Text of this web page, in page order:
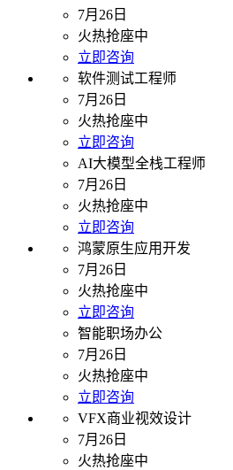
7月26日
火热抢座中
立即咨询
软件测试工程师
7月26日
火热抢座中
立即咨询
AI大模型全栈工程师
7月26日
火热抢座中
立即咨询
鸿蒙原生应用开发
7月26日
火热抢座中
立即咨询
智能职场办公
7月26日
火热抢座中
立即咨询
VFX商业视效设计
7月26日
火热抢座中